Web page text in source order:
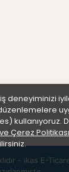
deneyiminizi
kullanıyoruz.
Çerez Politikası
- ikas E-